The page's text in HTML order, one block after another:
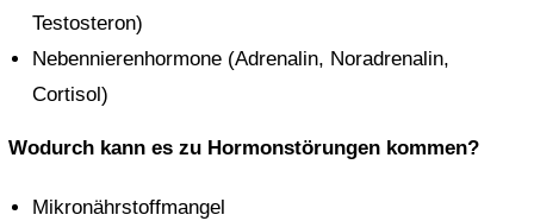
Testosteron)
Nebennierenhormone (Adrenalin, Noradrenalin,
Cortisol)
Wodurch kann es zu Hormonstörungen kommen?
Mikronährstoffmangel